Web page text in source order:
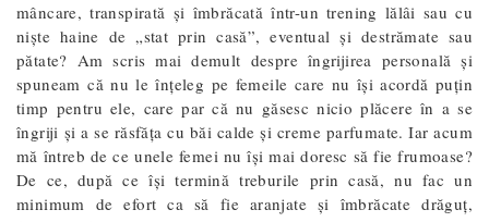
mâncare, transpirată și îmbrăcată într-un trening lălâi sau cu
niște haine de „stat prin casă”, eventual și destrămate sau
pătate? Am scris mai demult despre îngrijirea personală și
spuneam că nu le înțeleg pe femeile care nu își acordă puțin
timp pentru ele, care par că nu găsesc nicio plăcere în a se
îngriji și a se răsfăța cu băi calde și creme parfumate. Iar acum
mă întreb de ce unele femei nu își mai doresc să fie frumoase?
De ce, după ce își termină treburile prin casă, nu fac un
minimum de efort ca să fie aranjate și îmbrăcate drăguț,